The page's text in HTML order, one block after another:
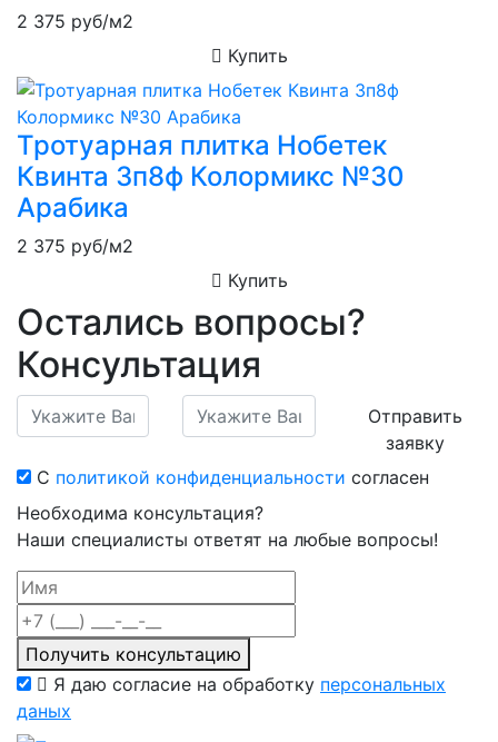
2 375 руб/м2
Купить
Тротуарная плитка Нобетек
Квинта 3п8ф Колормикс №30
Арабика
2 375 руб/м2
Купить
Остались вопросы?
Консультация
Отправить
заявку
С политикой конфиденциальности согласен
Необходима консультация?
Наши специалисты ответят на любые вопросы!
Получить консультацию
Я даю согласие на обработку персональных
даных